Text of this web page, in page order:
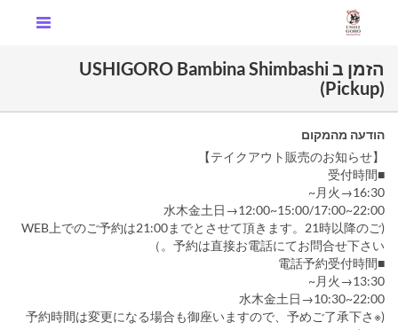
הזמן ב USHIGORO Bambina Shimbashi
(Pickup)
הודעה מהמקום
【テイクアウト販売のお知らせ】
■受付時間
月火→16:30~
水木金土日→12:00~15:00/17:00~22:00
(WEB上でのご予約は21:00までとさせて頂きます。21時以降のご
予約は直接お電話にてお問合せ下さい。）
■電話予約受付時間
月火→13:30~
水木金土日→10:30~22:00
(※予約時間は変更になる場合も御座いますので、予めご了承下さ